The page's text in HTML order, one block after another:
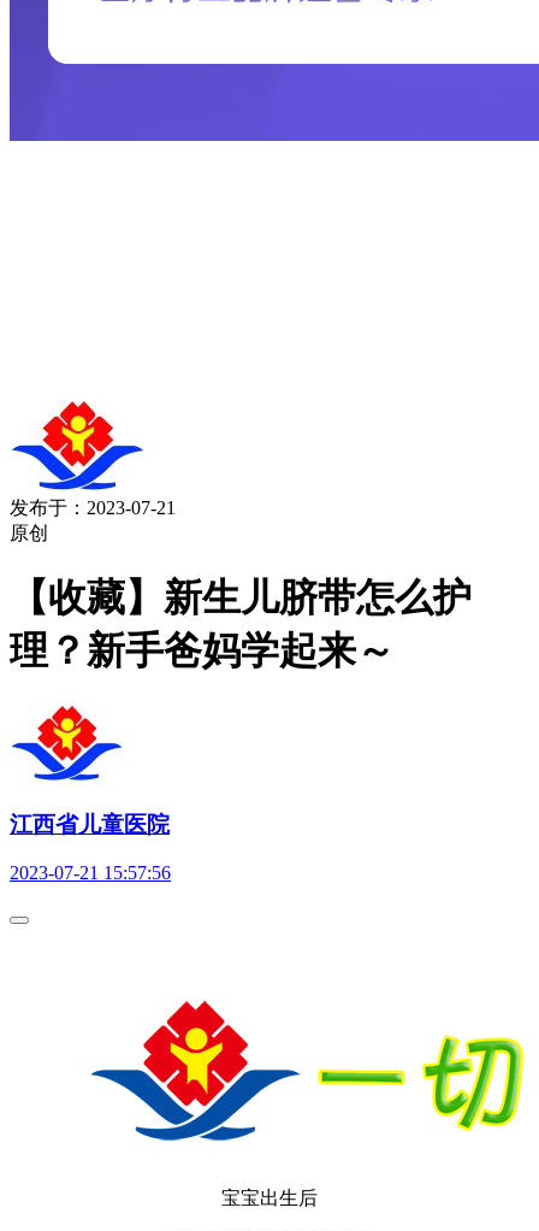
发布于：2023-07-21
原创
【收藏】新生儿脐带怎么护
理？新手爸妈学起来～
江西省儿童医院
2023-07-21 15:57:56
宝宝出生后